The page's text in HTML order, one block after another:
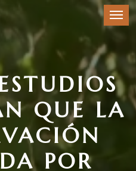
QUE LA
POR